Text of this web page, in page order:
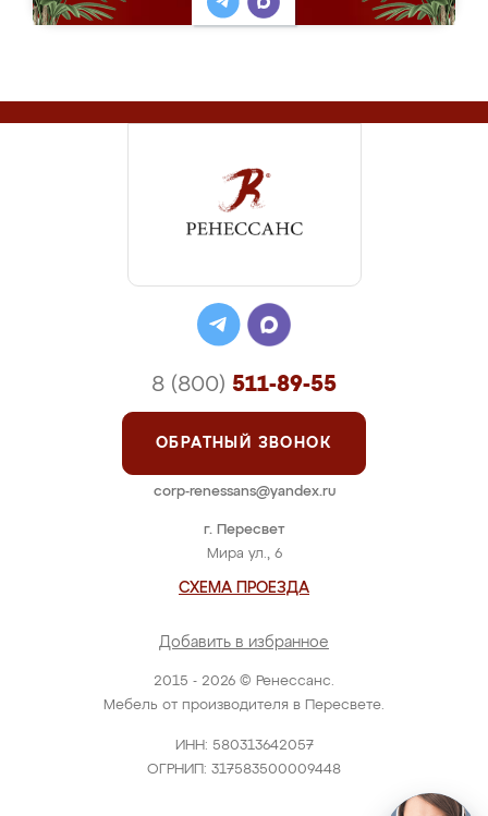
2015 - 2026 © Ренессанс.
Мебель от производителя в Пересвете.
ИНН: 580313642057
ОГРНИП: 317583500009448
г. Пересвет
Мира ул., 6
СХЕМА ПРОЕЗДА
Добавить в избранное
8 (800) 511-89-55
ОБРАТНЫЙ ЗВОНОК
corp-renessans@yandex.ru